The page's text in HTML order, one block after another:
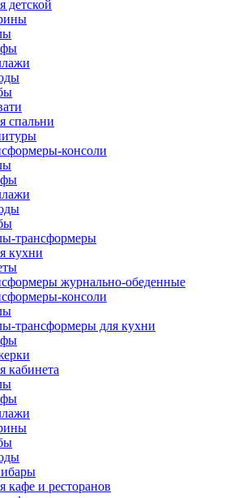
детской
спальни
консоли
трансформеры
кухни
журнально-обеденные
консоли
трансформеры для кухни
кабинета
кафе и ресторанов